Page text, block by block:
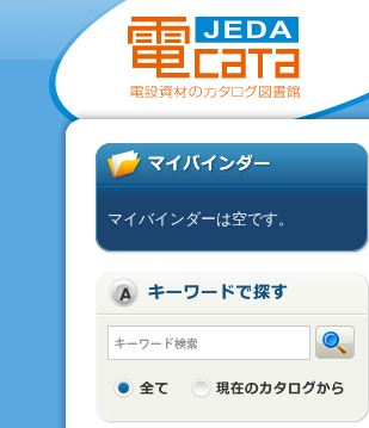
マイバインダーは空です。